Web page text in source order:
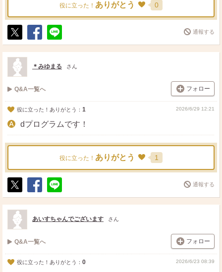
役に立った！ ありがとう 0
ポ
ス
ト
シ
ェ
送
る
通報する
＊みゆまる さん
Q&A一覧へ フォロー
役に立った！ありがとう： 1 2026/6/29 12:21
dプログラムです！
役に立った！ ありがとう 1
ポ
ス
ト
シ
ェ
送
る
通報する
あいすちゃんでございます さん
Q&A一覧へ フォロー
役に立った！ありがとう： 0 2026/6/23 08:39